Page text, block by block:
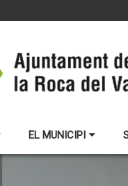
EL MUNICIPI